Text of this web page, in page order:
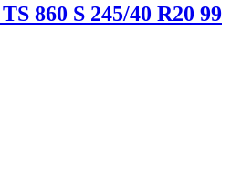
860 S 245/40 R20 99